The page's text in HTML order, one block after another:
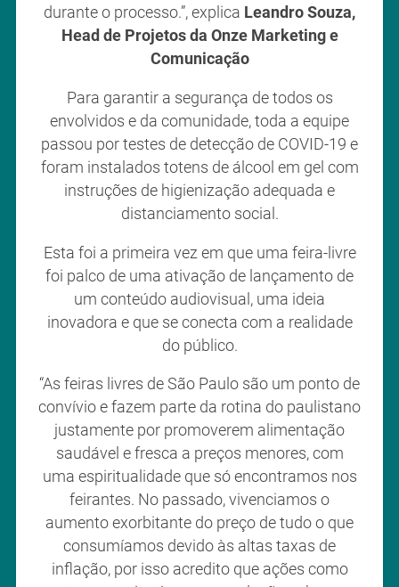
durante o processo.”, explica Leandro Souza,
Head de Projetos da Onze Marketing e
Comunicação
Para garantir a segurança de todos os
envolvidos e da comunidade, toda a equipe
passou por testes de detecção de COVID-19 e
foram instalados totens de álcool em gel com
instruções de higienização adequada e
distanciamento social.
Esta foi a primeira vez em que uma feira-livre
foi palco de uma ativação de lançamento de
um conteúdo audiovisual, uma ideia
inovadora e que se conecta com a realidade
do público.
“As feiras livres de São Paulo são um ponto de
convívio e fazem parte da rotina do paulistano
justamente por promoverem alimentação
saudável e fresca a preços menores, com
uma espiritualidade que só encontramos nos
feirantes. No passado, vivenciamos o
aumento exorbitante do preço de tudo o que
consumíamos devido às altas taxas de
inflação, por isso acredito que ações como